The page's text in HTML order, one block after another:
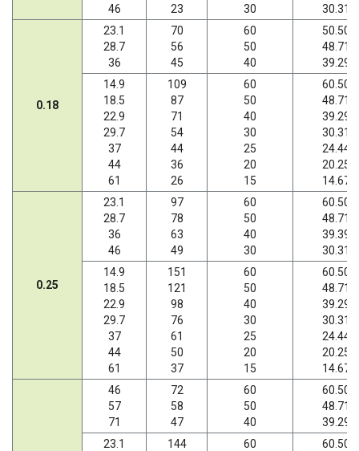
46
23
30
30.31
0.18
23.1
28.7
36
70
56
45
60
50
40
50.50
48.71
39.29
14.9
18.5
22.9
29.7
37
44
61
109
87
71
54
44
36
26
60
50
40
30
25
20
15
60.50
48.71
39.29
30.31
24.44
20.25
14.67
0.25
23.1
28.7
36
46
97
78
63
49
60
50
40
30
60.50
48.71
39.39
30.31
14.9
18.5
22.9
29.7
37
44
61
151
121
98
76
61
50
37
60
50
40
30
25
20
15
60.50
48.71
39.29
30.31
24.44
20.25
14.67
46
57
71
72
58
47
60
50
40
60.50
48.71
39.29
23.1
144
60
60.50